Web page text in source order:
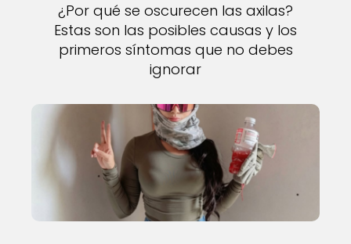
¿Por qué se oscurecen las axilas?
Estas son las posibles causas y los
primeros síntomas que no debes
ignorar